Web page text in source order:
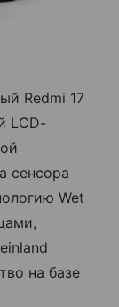
Redmi 17
LCD-
сенсора
Wet
на базе